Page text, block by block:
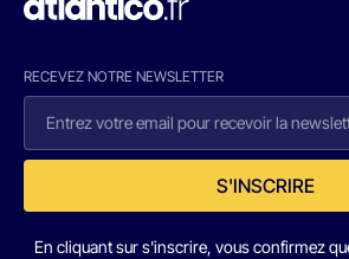
RECEVEZ NOTRE NEWSLETTER
S'INSCRIRE
En cliquant sur s'inscrire, vous confirmez